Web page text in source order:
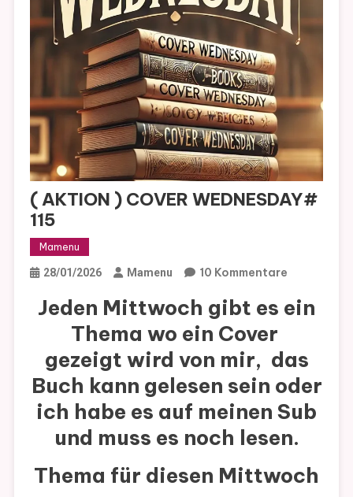
( AKTION ) COVER WEDNESDAY#
115
Mamenu
28/01/2026 Mamenu 10 KommentareZu
AKTION
115
Jeden Mittwoch gibt es ein
Thema wo ein Cover
gezeigt wird von mir, das
Buch kann gelesen sein oder
ich habe es auf meinen Sub
und muss es noch lesen.
Thema für diesen Mittwoch